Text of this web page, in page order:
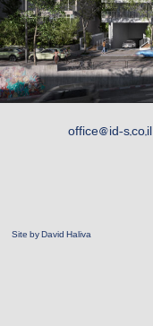
@id-s.co.il
Site byDavid Haliva